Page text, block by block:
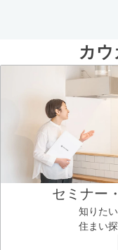
カ
セミナー
知りた
住まい